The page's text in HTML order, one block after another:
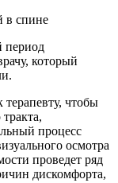
в спине
период
который
чтобы
процесс
осмотра
проведет ряд
дискомфорта,